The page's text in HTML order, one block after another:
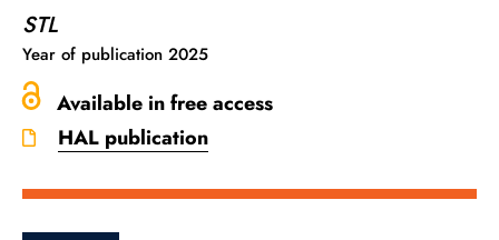
STL
Year of publication 2025
Available in free access
HAL publication